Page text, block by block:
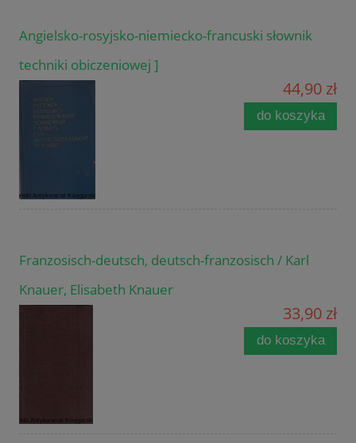
Angielsko-rosyjsko-niemiecko-francuski słownik
techniki obiczeniowej ]
44,90 zł
do koszyka
Franzosisch-deutsch, deutsch-franzosisch / Karl
Knauer, Elisabeth Knauer
33,90 zł
do koszyka